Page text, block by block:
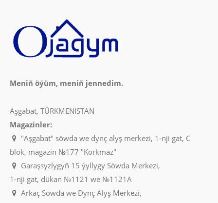
Meniň öýüm, meniň jennedim.
Aşgabat, TÜRKMENISTAN
Magazinler:
"Aşgabat" söwda we dynç alyş merkezi, 1-nji gat, C
blok, magazin №177 "Korkmaz"
Garaşsyzlygyň 15 ýyllygy Söwda Merkezi,
1-nji gat, dükan №1121 we №1121A
Arkaç Söwda we Dynç Alyş Merkezi,